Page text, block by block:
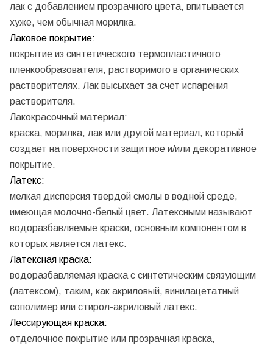
лак с добавлением прозрачного цвета, впитывается
хуже, чем обычная морилка.
Лаковое покрытие:
покрытие из синтетического термопластичного
пленкообразователя, растворимого в органических
растворителях. Лак высыхает за счет испарения
растворителя.
Лакокрасочный материал:
краска, морилка, лак или другой материал, который
создает на поверхности защитное и/или декоративное
покрытие.
Латекс:
мелкая дисперсия твердой смолы в водной среде,
имеющая молочно-белый цвет. Латексными называют
водоразбавляемые краски, основным компонентом в
которых является латекс.
Латексная краска:
водоразбавляемая краска с синтетическим связующим
(латексом), таким, как акриловый, винилацетатный
сополимер или стирол-акриловый латекс.
Лессирующая краска:
отделочное покрытие или прозрачная краска,